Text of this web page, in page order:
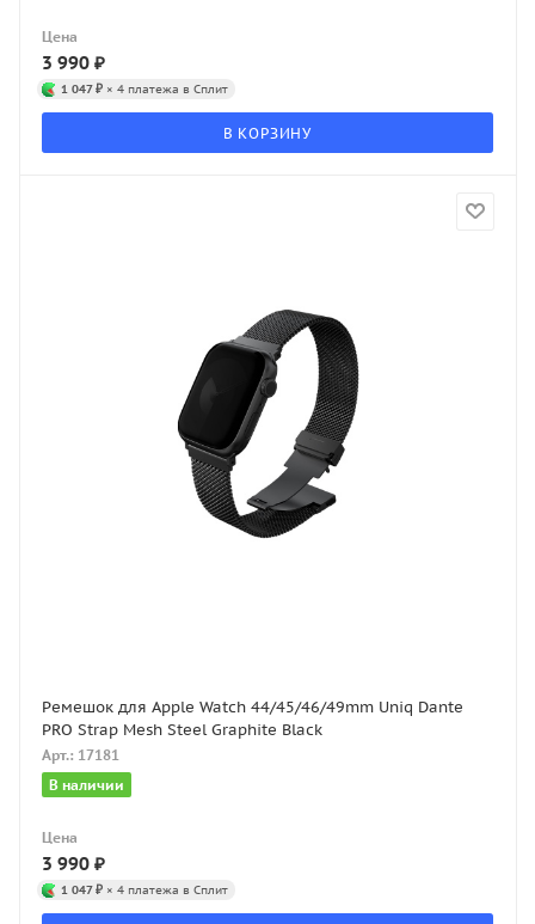
Цена
3 990 ₽
1 047 ₽ × 4 платежа в Сплит
В КОРЗИНУ
Ремешок для Apple Watch 44/45/46/49mm Uniq Dante
PRO Strap Mesh Steel Graphite Black
Арт.: 17181
В наличии
Цена
3 990 ₽
1 047 ₽ × 4 платежа в Сплит